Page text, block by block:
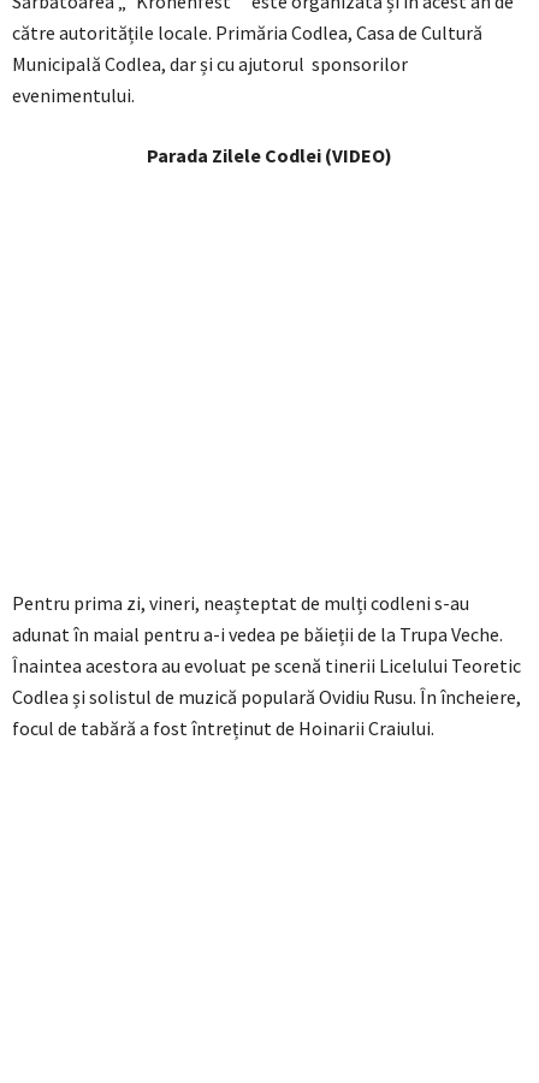
către autoritățile locale. Primăria Codlea, Casa de Cultură
Municipală Codlea, dar și cu ajutorul sponsorilor
evenimentului.
Parada Zilele Codlei (VIDEO)
Pentru prima zi, vineri, neașteptat de mulți codleni s-au
adunat în maial pentru a-i vedea pe băieții de la Trupa Veche.
Înaintea acestora au evoluat pe scenă tinerii Licelului Teoretic
Codlea și solistul de muzică populară Ovidiu Rusu. În încheiere,
focul de tabără a fost întreținut de Hoinarii Craiului.